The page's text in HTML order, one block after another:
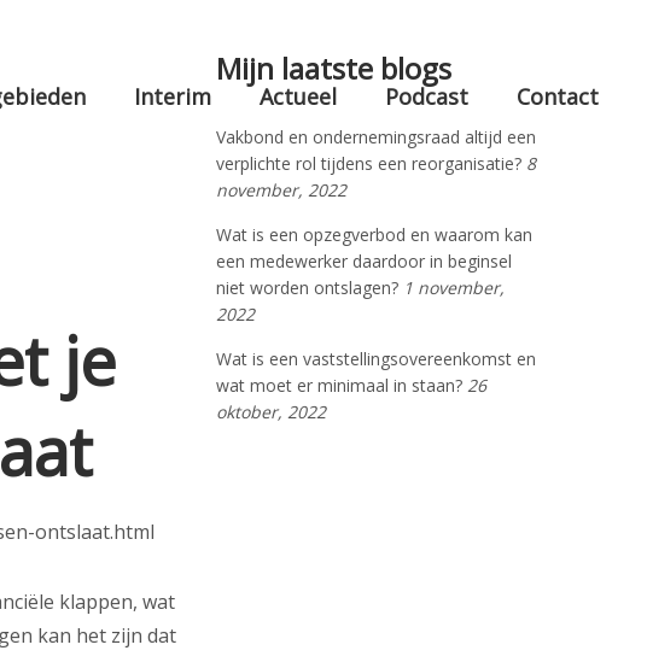
Interim Actueel Podcast Contact
je
ontslaat.html
klappen, wat
kan het zijn dat
Mijn laatste blogs
Vakbond en ondernemingsraad altijd een
verplichte rol tijdens een reorganisatie? 8
november, 2022
Wat is een opzegverbod en waarom kan
een medewerker daardoor in beginsel
niet worden ontslagen? 1 november,
2022
Wat is een vaststellingsovereenkomst en
wat moet er minimaal in staan? 26
oktober, 2022